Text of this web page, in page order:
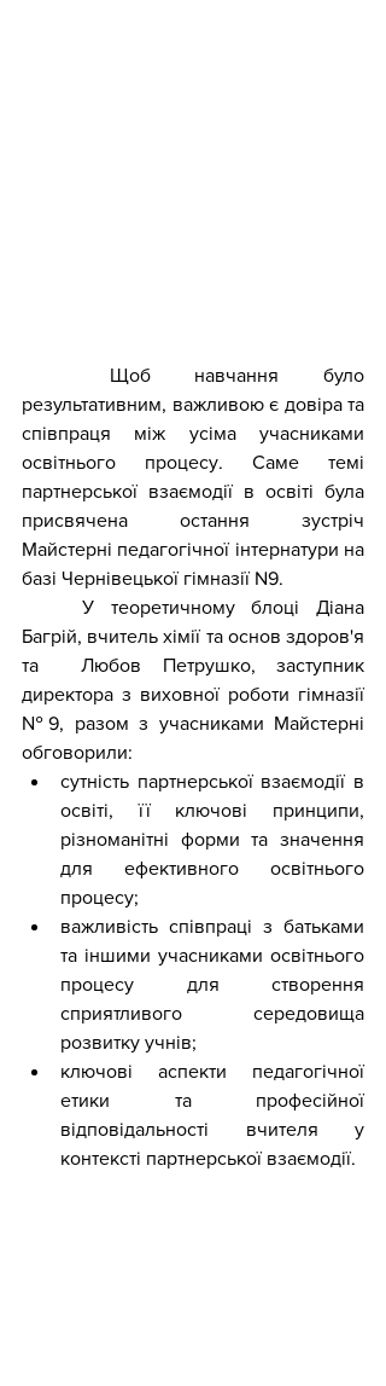
результативним, важливою є довіра та
співпраця між усіма учасниками
освітнього процесу. Саме темі
партнерської взаємодії в освіті була
присвячена остання зустріч
Майстерні педагогічної інтернатури на
базі Чернівецької гімназії N9.
Багрій, вчитель хімії та основ здоров'я
та  Любов Петрушко, заступник
директора з виховної роботи гімназії
№9, разом з учасниками Майстерні
обговорили:
сутність партнерської взаємодії в
освіті, її ключові принципи,
різноманітні форми та значення
для ефективного освітнього
процесу;
важливість співпраці з батьками
та іншими учасниками освітнього
процесу для створення
сприятливого середовища
розвитку учнів;
ключові аспекти педагогічної
етики та професійної
відповідальності вчителя у
контексті партнерської взаємодії.